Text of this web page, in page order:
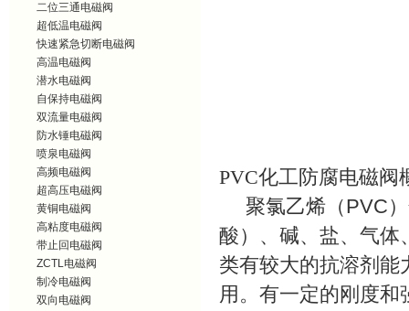
二位三通电磁阀
超低温电磁阀
快速紧急切断电磁阀
高温电磁阀
潜水电磁阀
自保持电磁阀
双流量电磁阀
防水锤电磁阀
喷泉电磁阀
高频电磁阀
超高压电磁阀
黄铜电磁阀
高粘度电磁阀
带止回电磁阀
ZCTL电磁阀
制冷电磁阀
双向电磁阀
PVC化工防腐电磁阀
聚氯乙烯（PVC
酸）、碱、盐、气体
类有较大的抗溶剂能
用。有一定的刚度和